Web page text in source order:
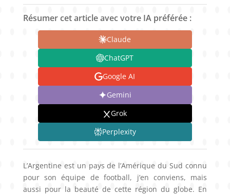
Résumer cet article avec votre IA préférée :
Claude
ChatGPT
Google AI
Gemini
Grok
Perplexity
L’Argentine est un pays de l’Amérique du Sud connu
pour son équipe de football, j’en conviens, mais
aussi pour la beauté de cette région du globe. En